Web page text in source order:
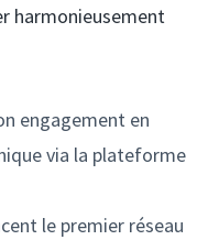
harmonieusement
engagement en
via la plateforme
le premier réseau